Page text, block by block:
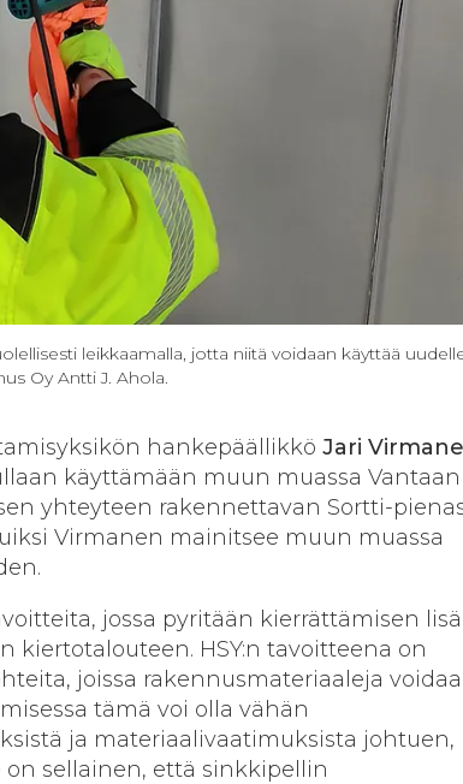
leikkaamalla, jotta niitä voidaan käyttää
Oy Antti J. Ahola.
hankepäällikkö Jari
käyttämään muun muassa Vantaan
yhteyteen rakennettavan Sortti-
Virmanen mainitsee muun muassa
jossa pyritään kierrättämisen
kiertotalouteen. HSY:n tavoitteena on
joissa rakennusmateriaaleja
tämä voi olla vähän
ja materiaalivaatimuksista johtuen,
sellainen, että sinkkipellin